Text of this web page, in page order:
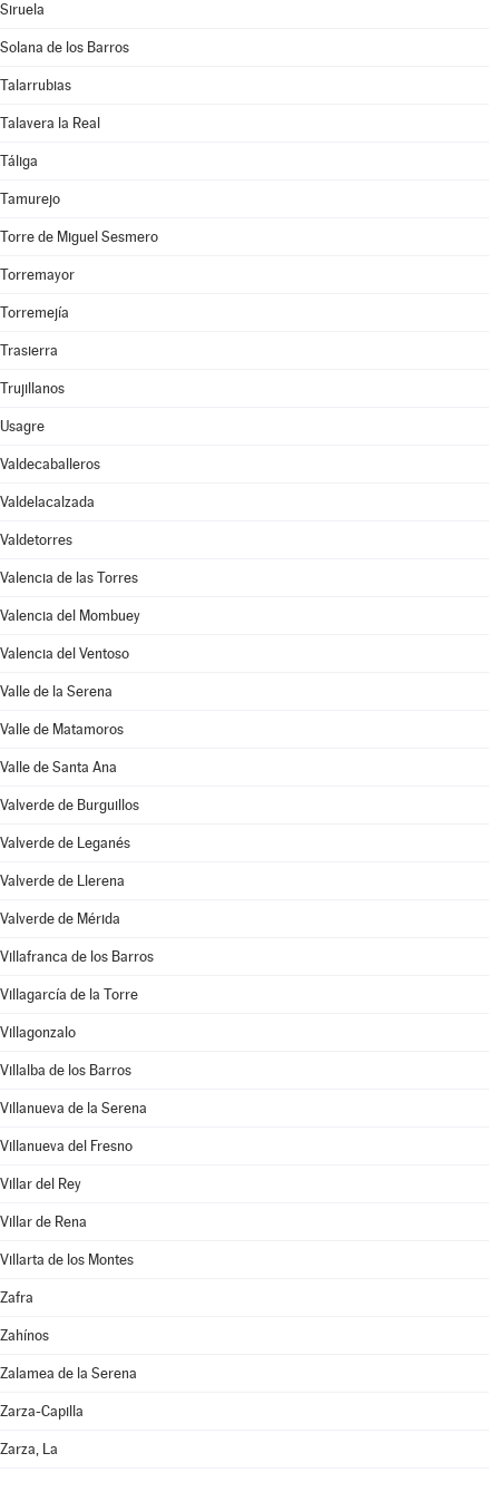
Siruela
Solana de los Barros
Talarrubias
Talavera la Real
Táliga
Tamurejo
Torre de Miguel Sesmero
Torremayor
Torremejía
Trasierra
Trujillanos
Usagre
Valdecaballeros
Valdelacalzada
Valdetorres
Valencia de las Torres
Valencia del Mombuey
Valencia del Ventoso
Valle de la Serena
Valle de Matamoros
Valle de Santa Ana
Valverde de Burguillos
Valverde de Leganés
Valverde de Llerena
Valverde de Mérida
Villafranca de los Barros
Villagarcía de la Torre
Villagonzalo
Villalba de los Barros
Villanueva de la Serena
Villanueva del Fresno
Villar del Rey
Villar de Rena
Villarta de los Montes
Zafra
Zahínos
Zalamea de la Serena
Zarza-Capilla
Zarza, La